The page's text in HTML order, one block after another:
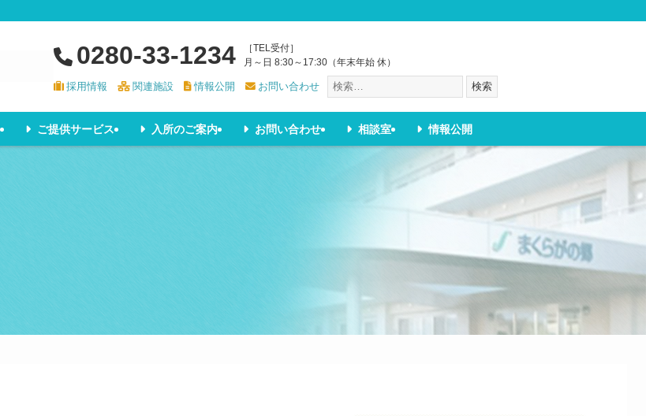
0280-33-1234
［TEL受付］
月～日 8:30～17:30（年末年始 休）
採用情報 関連施設 情報公開 お問い合わせ 検索
ご提供サービス 入所のご案内 お問い合わせ 相談室 情報公開